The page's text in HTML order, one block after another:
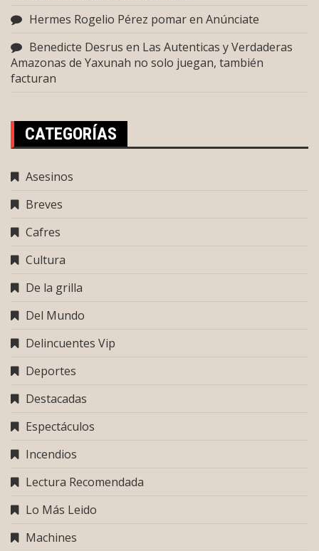
Hermes Rogelio Pérez pomaren Anúnciate
Benedicte Desrus en Las Autenticas y Verdaderas
Amazonas de Yaxunah no solo juegan, también
facturan
CATEGORÍAS
Asesinos
Breves
Cafres
Cultura
De la grilla
Del Mundo
Delincuentes Vip
Deportes
Destacadas
Espectáculos
Incendios
Lectura Recomendada
Lo Más Leido
Machines